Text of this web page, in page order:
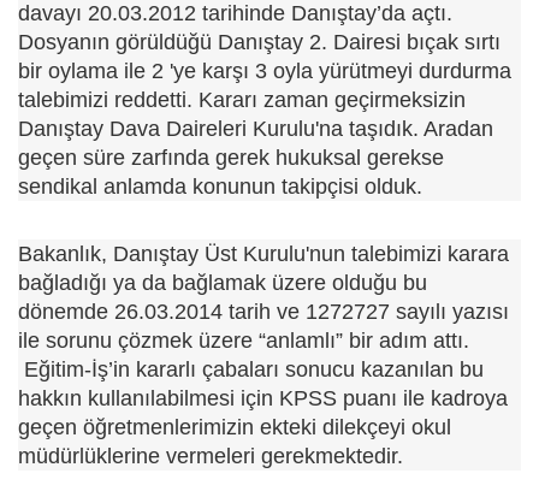
davayı 20.03.2012 tarihinde Danıştay’da açtı.
Dosyanın görüldüğü Danıştay 2. Dairesi bıçak sırtı
bir oylama ile 2 'ye karşı 3 oyla yürütmeyi durdurma
talebimizi reddetti. Kararı zaman geçirmeksizin
Danıştay Dava Daireleri Kurulu'na taşıdık. Aradan
geçen süre zarfında gerek hukuksal gerekse
sendikal anlamda konunun takipçisi olduk.
Bakanlık, Danıştay Üst Kurulu'nun talebimizi karara
bağladığı ya da bağlamak üzere olduğu bu
dönemde 26.03.2014 tarih ve 1272727 sayılı yazısı
ile sorunu çözmek üzere “anlamlı” bir adım attı.
Eğitim-İş’in kararlı çabaları sonucu kazanılan bu
hakkın kullanılabilmesi için KPSS puanı ile kadroya
geçen öğretmenlerimizin ekteki dilekçeyi okul
müdürlüklerine vermeleri gerekmektedir.